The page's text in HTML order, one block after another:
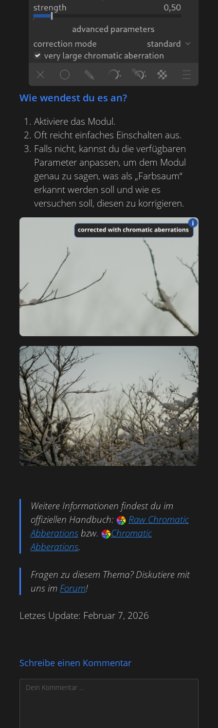
Wie wendest du es an?
Aktiviere das Modul.
Oft reicht einfaches Einschalten aus.
Falls nicht, kannst du die verfügbaren
Parameter anpassen, um dem Modul
genau zu sagen, was als „Farbsaum“
erkannt werden soll und wie es
versuchen soll, diesen zu korrigieren.
Weitere Informationen findest du im
offiziellen Handbuch:
Raw Chromatic
Abberationsbzw.
Chromatic
Abberations.
Fragen zu diesem Thema? Diskutiere mit
uns im Forum!
Letzes Update: Februar 7, 2026
Schreibe einen Kommentar
Kommentar